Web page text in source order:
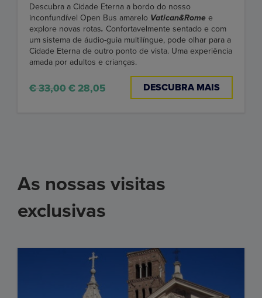
Descubra a Cidade Eterna a bordo do nosso
inconfundível Open Bus amarelo Vatican&Rome e
explore novas rotas. Confortavelmente sentado e com
um sistema de áudio-guia multilíngue, pode olhar para a
Cidade Eterna de outro ponto de vista. Uma experiência
amada por adultos e crianças.
€ 33,00€ 28,05 DESCUBRA MAIS
As nossas visitas
exclusivas